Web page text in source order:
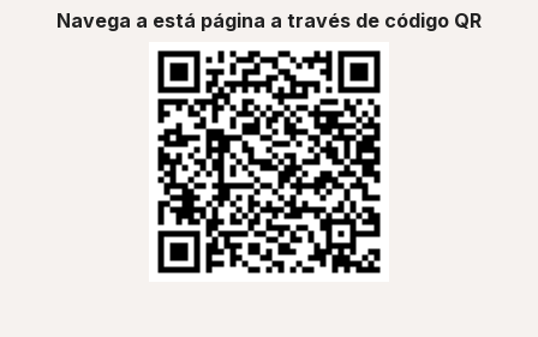
Navega a está página a través de código QR